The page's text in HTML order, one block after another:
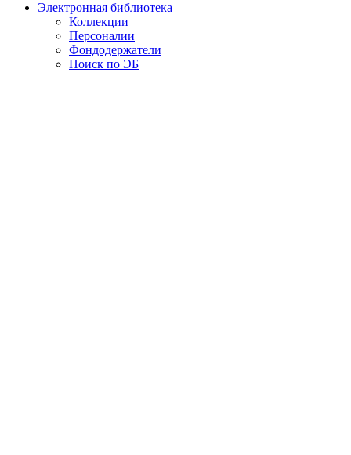
Электронная библиотека
Коллекции
Персоналии
Фондодержатели
Поиск по ЭБ